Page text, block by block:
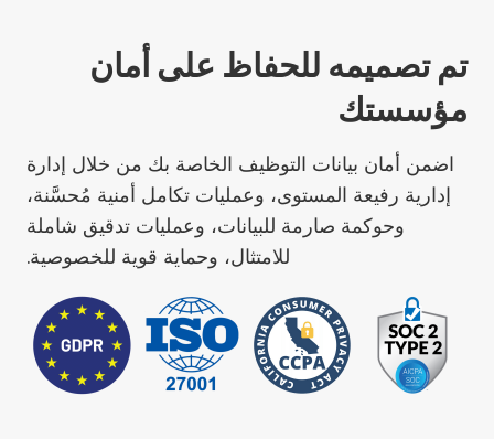
تم تصميمه للحفاظ على أمان
مؤسستك
اضمن أمان بيانات التوظيف الخاصة بك من خلال إدارة
إدارية رفيعة المستوى، وعمليات تكامل أمنية مُحسَّنة،
وحوكمة صارمة للبيانات، وعمليات تدقيق شاملة
للامتثال، وحماية قوية للخصوصية.